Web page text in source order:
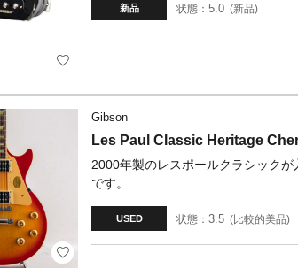
新品 状態： 5.0 新品
Gibson
Les Paul Classic Heritage
2000年製のレスポールクラシック
です。
USED 状態： 3.5 比較的美品